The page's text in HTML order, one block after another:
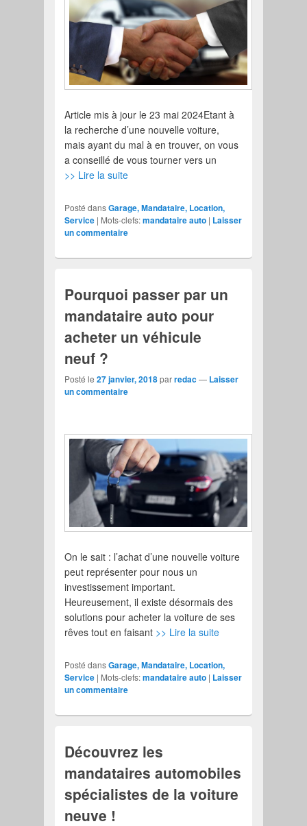
Article mis à jour le 23 mai 2024Etant à
la recherche d’une nouvelle voiture,
mais ayant du mal à en trouver, on vous
a conseillé de vous tourner vers un
>> Lire la suite
Posté dansGarage, Mandataire, Location,
Service | Mots-clefs:mandataire auto | Laisser
un commentaire
Pourquoi passer par un
mandataire auto pour
acheter un véhicule
neuf ?
Posté le27 janvier, 2018parredac— Laisser
un commentaire
On le sait : l’achat d’une nouvelle voiture
peut représenter pour nous un
investissement important.
Heureusement, il existe désormais des
solutions pour acheter la voiture de ses
rêves tout en faisant >> Lire la suite
Posté dansGarage, Mandataire, Location,
Service | Mots-clefs:mandataire auto | Laisser
un commentaire
Découvrez les
mandataires automobiles
spécialistes de la voiture
neuve !